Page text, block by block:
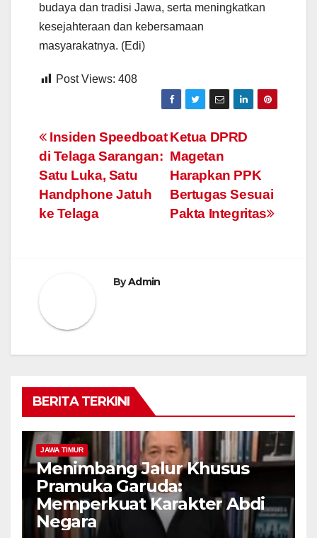
budaya dan tradisi Jawa, serta meningkatkan
kesejahteraan dan kebersamaan
masyarakatnya. (Edi)
Post Views: 408
Navigasi
pos
Ketua DPRD
Magetan
Harapkan PPK
Bertugas Sesuai
Pakta Integritas
Insiden Speedboat
di Telaga Sarangan:
Satu Luka, Satu
Handphone Jatuh
ke Telaga
ByAdmin
BERITA TERKINI
JAWA TIMUR
Menimbang Jalur Khusus
Pramuka Garuda:
Memperkuat Karakter Abdi
Negara